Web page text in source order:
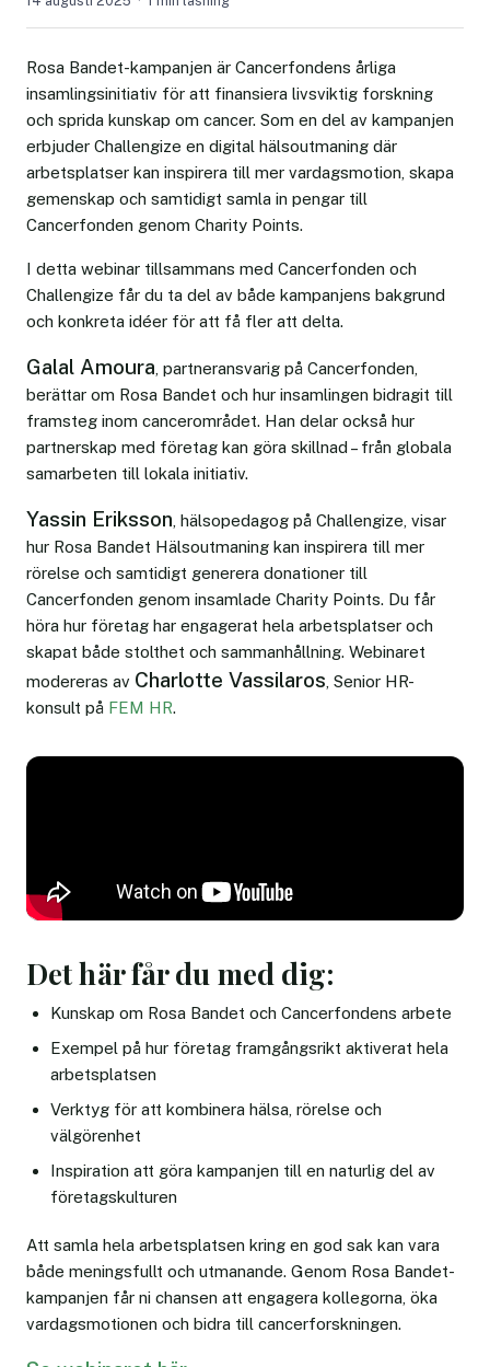
Rosa Bandet-kampanjen är Cancerfondens årliga
insamlingsinitiativ för att finansiera livsviktig forskning
och sprida kunskap om cancer. Som en del av kampanjen
erbjuder Challengize en digital hälsoutmaning där
arbetsplatser kan inspirera till mer vardagsmotion, skapa
gemenskap och samtidigt samla in pengar till
Cancerfonden genom Charity Points.
I detta webinar tillsammans med Cancerfonden och
Challengize får du ta del av både kampanjens bakgrund
och konkreta idéer för att få fler att delta.
Galal Amoura , partneransvarig på Cancerfonden,
berättar om Rosa Bandet och hur insamlingen bidragit till
framsteg inom cancerområdet. Han delar också hur
partnerskap med företag kan göra skillnad – från globala
samarbeten till lokala initiativ.
Yassin Eriksson , hälsopedagog på Challengize, visar
hur Rosa Bandet Hälsoutmaning kan inspirera till mer
rörelse och samtidigt generera donationer till
Cancerfonden genom insamlade Charity Points. Du får
höra hur företag har engagerat hela arbetsplatser och
skapat både stolthet och sammanhållning. Webinaret
modereras av Charlotte Vassilaros , Senior HR-
konsult på FEM HR.
Det här får du med dig:
Kunskap om Rosa Bandet och Cancerfondens arbete
Exempel på hur företag framgångsrikt aktiverat hela
arbetsplatsen
Verktyg för att kombinera hälsa, rörelse och
välgörenhet
Inspiration att göra kampanjen till en naturlig del av
företagskulturen
Att samla hela arbetsplatsen kring en god sak kan vara
både meningsfullt och utmanande. Genom Rosa Bandet-
kampanjen får ni chansen att engagera kollegorna, öka
vardagsmotionen och bidra till cancerforskningen.